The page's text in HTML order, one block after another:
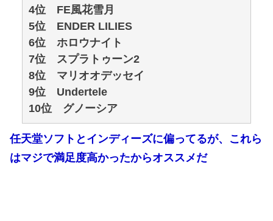
4位 FE風花雪月
5位 ENDER LILIES
6位 ホロウナイト
7位 スプラトゥーン2
8位 マリオオデッセイ
9位 Undertele
10位 グノーシア
任天堂ソフトとインディーズに偏ってるが、これら
はマジで満足度高かったからオススメだ